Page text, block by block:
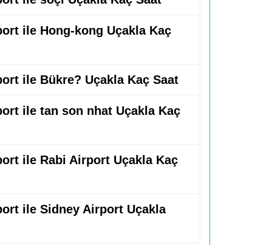
ile Hong-kong Uçakla Kaç
ile Bükre? Uçakla Kaç Saat
ile tan son nhat Uçakla Kaç
ile Rabi Airport Uçakla Kaç
ile Sidney Airport Uçakla